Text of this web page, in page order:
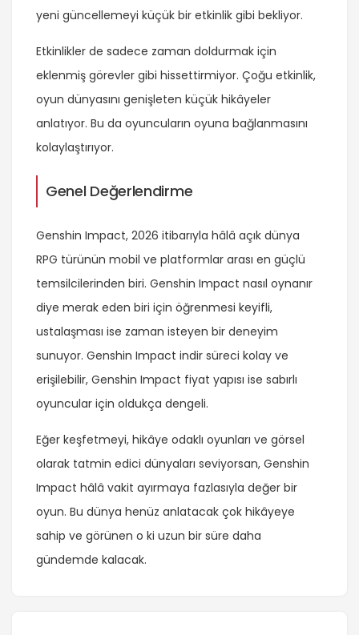
yeni güncellemeyi küçük bir etkinlik gibi bekliyor.
Etkinlikler de sadece zaman doldurmak için
eklenmiş görevler gibi hissettirmiyor. Çoğu etkinlik,
oyun dünyasını genişleten küçük hikâyeler
anlatıyor. Bu da oyuncuların oyuna bağlanmasını
kolaylaştırıyor.
Genel Değerlendirme
Genshin Impact, 2026 itibarıyla hâlâ açık dünya
RPG türünün mobil ve platformlar arası en güçlü
temsilcilerinden biri. Genshin Impact nasıl oynanır
diye merak eden biri için öğrenmesi keyifli,
ustalaşması ise zaman isteyen bir deneyim
sunuyor. Genshin Impact indir süreci kolay ve
erişilebilir, Genshin Impact fiyat yapısı ise sabırlı
oyuncular için oldukça dengeli.
Eğer keşfetmeyi, hikâye odaklı oyunları ve görsel
olarak tatmin edici dünyaları seviyorsan, Genshin
Impact hâlâ vakit ayırmaya fazlasıyla değer bir
oyun. Bu dünya henüz anlatacak çok hikâyeye
sahip ve görünen o ki uzun bir süre daha
gündemde kalacak.